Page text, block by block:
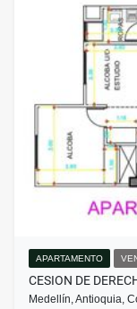
APARTAMENTO
CESION DE
Medellín, Antioquia,